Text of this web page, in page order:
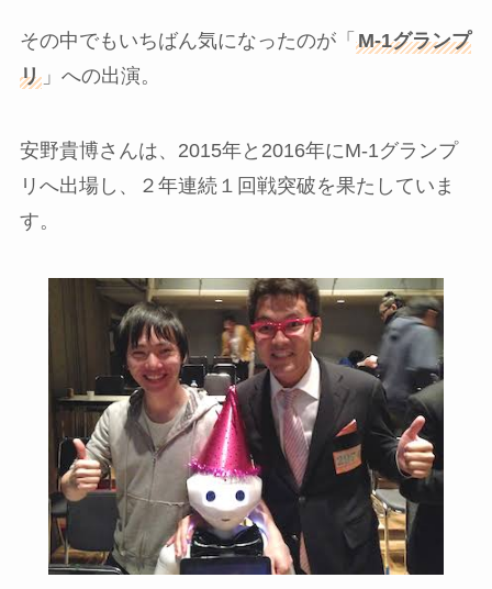
その中でもいちばん気になったのが「 M-1グランプ
リ」への出演。
安野貴博さんは、2015年と2016年にM-1グランプ
リへ出場し、２年連続１回戦突破を果たしていま
す。